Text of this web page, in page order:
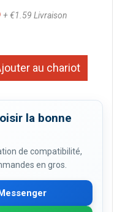
+ €1.59 Livraison
au chariot
la bonne
de compatibilité,
en gros.